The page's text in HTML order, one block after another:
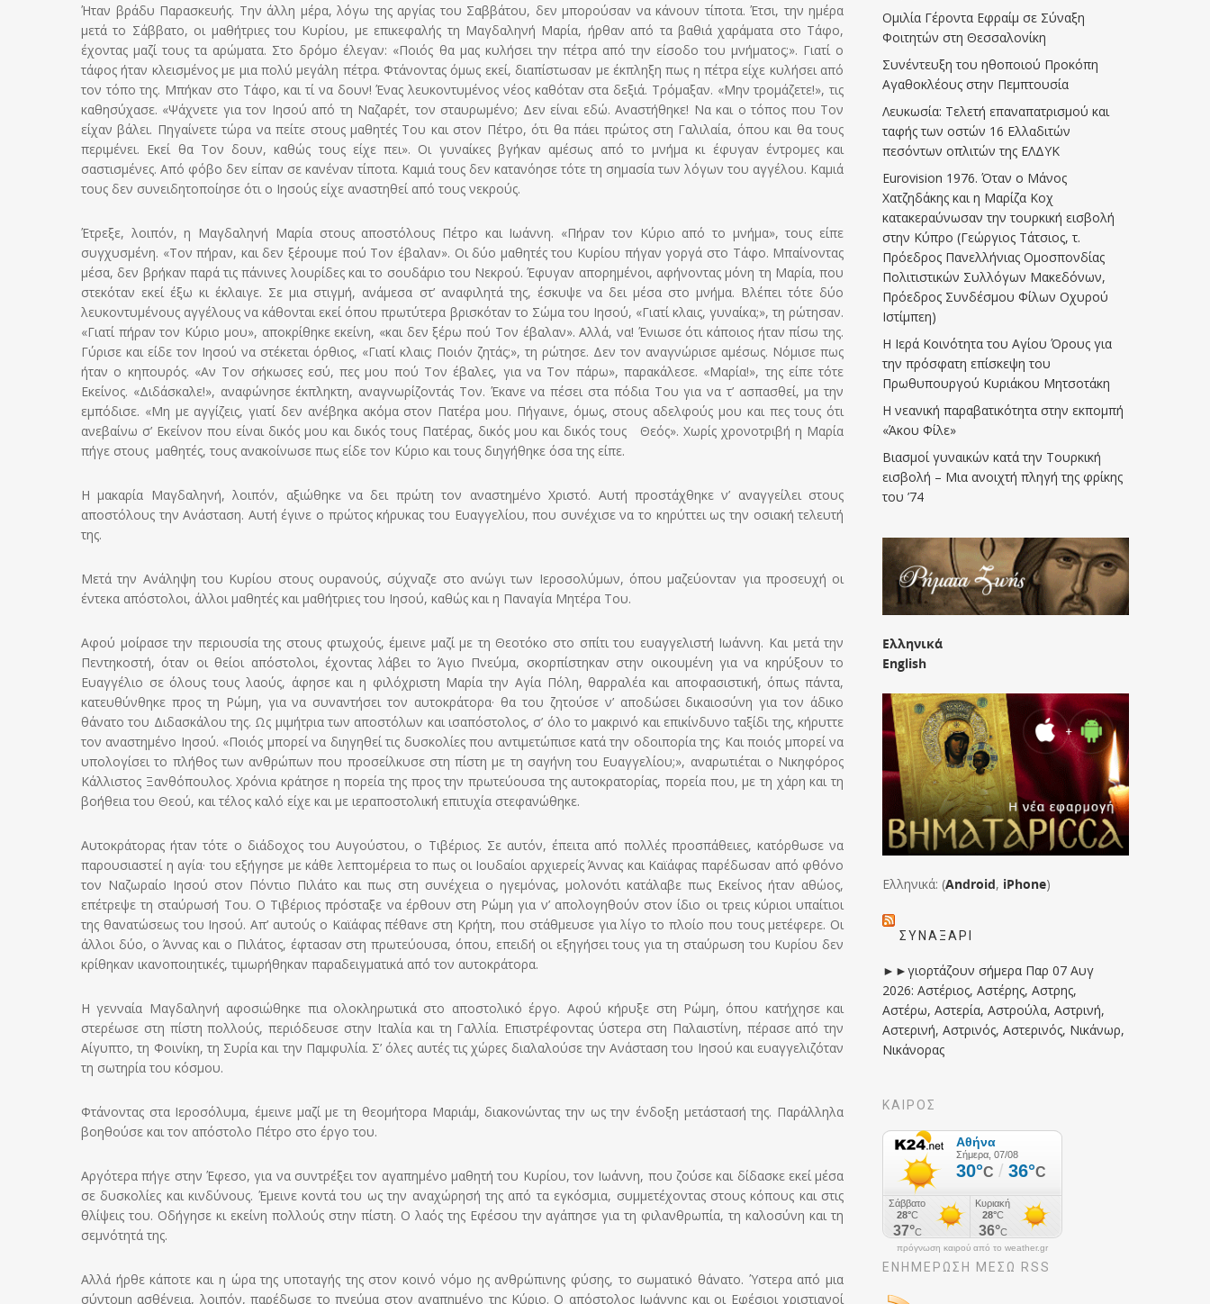
Ήταν βράδυ Παρασκευής. Την άλλη μέρα, λόγω της αργίας του Σαββάτου, δεν μπορούσαν να κάνουν τίποτα. Έτσι, την ημέρα
μετά το Σάββατο, οι μαθήτριες του Κυρίου, με επικεφαλής τη Μαγδαληνή Μαρία, ήρθαν από τα βαθιά χαράματα στο Τάφο,
έχοντας μαζί τους τα αρώματα. Στο δρόμο έλεγαν: «Ποιός θα μας κυλήσει την πέτρα από την είσοδο του μνήματος;». Γιατί ο
τάφος ήταν κλεισμένος με μια πολύ μεγάλη πέτρα. Φτάνοντας όμως εκεί, διαπίστωσαν με έκπληξη πως η πέτρα είχε κυλήσει από
τον τόπο της. Μπήκαν στο Τάφο, και τί να δουν! Ένας λευκοντυμένος νέος καθόταν στα δεξιά. Τρόμαξαν. «Μην τρομάζετε!», τις
καθησύχασε. «Ψάχνετε για τον Ιησού από τη Ναζαρέτ, τον σταυρωμένο; Δεν είναι εδώ. Αναστήθηκε! Να και ο τόπος που Τον
είχαν βάλει. Πηγαίνετε τώρα να πείτε στους μαθητές Του και στον Πέτρο, ότι θα πάει πρώτος στη Γαλιλαία, όπου και θα τους
περιμένει. Εκεί θα Τον δουν, καθώς τους είχε πει». Οι γυναίκες βγήκαν αμέσως από το μνήμα κι έφυγαν έντρομες και
σαστισμένες. Από φόβο δεν είπαν σε κανέναν τίποτα. Καμιά τους δεν κατανόησε τότε τη σημασία των λόγων του αγγέλου. Καμιά
τους δεν συνειδητοποίησε ότι ο Ιησούς είχε αναστηθεί από τους νεκρούς.
Έτρεξε, λοιπόν, η Μαγδαληνή Μαρία στους αποστόλους Πέτρο και Ιωάννη. «Πήραν τον Κύριο από το μνήμα», τους είπε
συγχυσμένη. «Τον πήραν, και δεν ξέρουμε πού Τον έβαλαν». Οι δύο μαθητές του Κυρίου πήγαν γοργά στο Τάφο. Μπαίνοντας
μέσα, δεν βρήκαν παρά τις πάνινες λουρίδες και το σουδάριο του Νεκρού. Έφυγαν απορημένοι, αφήνοντας μόνη τη Μαρία, που
στεκόταν εκεί έξω κι έκλαιγε. Σε μια στιγμή, ανάμεσα στ’ αναφιλητά της, έσκυψε να δει μέσα στο μνήμα. Βλέπει τότε δύο
λευκοντυμένους αγγέλους να κάθονται εκεί όπου πρωτύτερα βρισκόταν το Σώμα του Ιησού, «Γιατί κλαις, γυναίκα;», τη ρώτησαν.
«Γιατί πήραν τον Κύριο μου», αποκρίθηκε εκείνη, «και δεν ξέρω πού Τον έβα­λαν». Αλλά, να! Ένιωσε ότι κάποιος ήταν πίσω της.
Γύρισε και είδε τον Ιησού να στέκεται όρθιος, «Γιατί κλαις; Ποιόν ζητάς;», τη ρώτησε. Δεν τον αναγνώρισε αμέσως. Νόμισε πως
ήταν ο κηπουρός. «Αν Τον σήκωσες εσύ, πες μου πού Τον έβαλες, για να Τον πάρω», παρακάλεσε. «Μαρία!», της είπε τότε
Εκείνος. «Διδάσκαλε!», αναφώνησε έκπληκτη, αναγνωρίζοντάς Τον. Έκανε να πέσει στα πόδια Του για να τ’ ασπασθεί, μα την
εμπόδισε. «Μη με αγγίζεις, γιατί δεν ανέβηκα ακόμα στον Πατέρα μου. Πήγαινε, όμως, στους αδελφούς μου και πες τους ότι
ανεβαίνω σ’ Εκείνον που είναι δικός μου και δικός τους Πατέρας, δικός μου και δικός τους Θεός». Χωρίς χρονοτριβή η Μαρία
πήγε στους μαθητές, τους ανακοίνωσε πως είδε τον Κύριο και τους διηγήθηκε όσα της είπε.
Η μακαρία Μαγδαληνή, λοιπόν, αξιώθηκε να δει πρώτη τον αναστημένο Χριστό. Αυτή προστάχθηκε ν’ αναγγείλει στους
αποστόλους την Ανάσταση. Αυτή έγινε ο πρώτος κήρυκας του Ευαγγελίου, που συνέχισε να το κηρύττει ως την οσιακή τελευτή
της.
Μετά την Ανάληψη του Κυρίου στους ουρανούς, σύχναζε στο ανώγι των Ιεροσολύμων, όπου μαζεύονταν για προσευχή οι
έντεκα απόστολοι, άλλοι μαθητές και μαθήτριες του Ιησού, καθώς και η Παναγία Μητέρα Του.
Αφού μοίρασε την περιουσία της στους φτωχούς, έμεινε μαζί με τη Θεοτόκο στο σπίτι του ευαγγελιστή Ιωάννη. Και μετά την
Πεντηκοστή, όταν οι θείοι απόστολοι, έχοντας λάβει το Άγιο Πνεύμα, σκορπίστηκαν στην οικουμένη για να κηρύξουν το
Ευαγγέλιο σε όλους τους λαούς, άφησε και η φιλόχριστη Μαρία την Αγία Πόλη, θαρραλέα και αποφασιστική, όπως πάντα,
κατευθύνθηκε προς τη Ρώμη, για να συναντήσει τον αυτοκράτορα· θα του ζητούσε ν’ αποδώσει δικαιοσύνη για τον άδικο
θάνατο του Διδασκάλου της. Ως μιμήτρια των αποστόλων και ισαπόστολος, σ’ όλο το μακρινό και επικίνδυνο ταξίδι της, κήρυττε
τον αναστημένο Ιησού. «Ποιός μπορεί να διηγηθεί τις δυσκολίες που αντιμετώπισε κατά την οδοιπορία της; Και ποιός μπορεί να
υπολογίσει το πλήθος των ανθρώπων που προσείλκυσε στη πίστη με τη σαγήνη του Ευαγγελίου;», αναρωτιέται ο Νικηφόρος
Κάλλιστος Ξανθόπουλος. Χρόνια κράτησε η πορεία της προς την πρωτεύουσα της αυτοκρατορίας, πορεία που, με τη χάρη και τη
βοήθεια του Θεού, και τέλος καλό είχε και με ιεραποστολική επιτυχία στεφανώθηκε.
Αυτοκράτορας ήταν τότε ο διάδοχος του Αυγούστου, ο Τιβέριος. Σε αυτόν, έπειτα από πολλές προσπάθειες, κατόρθωσε να
παρουσιαστεί η αγία· του εξήγησε με κάθε λεπτομέρεια το πως οι Ιουδαίοι αρχιερείς Άννας και Καϊάφας παρέδωσαν από φθόνο
τον Ναζωραίο Ιησού στον Πόντιο Πιλάτο και πως στη συνέχεια ο ηγεμόνας, μολονότι κατάλαβε πως Εκείνος ήταν αθώος,
επέτρεψε τη σταύρωσή Του. Ο Τιβέριος πρόσταξε να έρθουν στη Ρώμη για ν’ απολογηθούν στον ίδιο οι τρεις κύριοι υπαίτιοι
της θανατώσεως του Ιησού. Απ’ αυτούς ο Καϊάφας πέθανε στη Κρήτη, που στάθμευσε για λίγο το πλοίο που τους μετέφερε. Οι
άλλοι δύο, ο Άννας και ο Πιλάτος, έφτασαν στη πρωτεύουσα, όπου, επειδή οι εξηγήσει τους για τη σταύρωση του Κυρίου δεν
κρίθηκαν ικανοποιητικές, τιμωρήθηκαν παραδειγματικά από τον αυτοκράτορα.
Η γενναία Μαγδαληνή αφοσιώθηκε πια ολοκληρωτικά στο αποστολικό έργο. Αφού κήρυξε στη Ρώμη, όπου κατήχησε και
στερέωσε στη πίστη πολλούς, πε­ριόδευσε στην Ιταλία και τη Γαλλία. Επιστρέφοντας ύστερα στη Παλαιστίνη, πέρασε από την
Αίγυπτο, τη Φοινίκη, τη Συρία και την Παμφυλία. Σ’ όλες αυτές τις χώρες διαλαλούσε την Ανάσταση του Ιησού και ευαγγελιζόταν
τη σωτηρία του κόσμου.
Φτάνοντας στα Ιεροσόλυμα, έμεινε μαζί με τη θεομήτορα Μαριάμ, διακονώντας την ως την ένδοξη μετάστασή της. Παράλληλα
βοηθούσε και τον απόστολο Πέτρο στο έργο του.
Αργότερα πήγε στην Έφεσο, για να συντρέξει τον αγαπημένο μαθητή του Κυρίου, τον Ιωάννη, που ζούσε και δίδασκε εκεί μέσα
σε δυσκολίες και κινδύνους. Έμεινε κοντά του ως την αναχώρησή της από τα εγκόσμια, συμμετέχοντας στους κόπους και στις
θλίψεις του. Οδήγησε κι εκείνη πολλούς στην πίστη. Ο λαός της Εφέσου την αγάπησε για τη φιλανθρωπία, τη καλοσύνη και τη
σεμνότητά της.
Αλλά ήρθε κάποτε και η ώρα της υποταγής της στον κοινό νόμο ης ανθρώπινης φύσης, το σωματικό θάνατο. Ύστερα από μια
σύντομη ασθένεια, λοιπόν, παρέδωσε το πνεύμα στον αγαπημένο της Κύριο. Ο απόστολος Ιωάννης και οι Εφέσιοι χριστιανοί
Ομιλία Γέροντα Εφραίμ σε Σύναξη
Φοιτητών στη Θεσσαλονίκη
Συνέντευξη του ηθοποιού Προκόπη
Αγαθοκλέους στην Πεμπτουσία
Λευκωσία: Τελετή επαναπατρισμού και
ταφής των οστών 16 Ελλαδιτών
πεσόντων οπλιτών της ΕΛΔΥΚ
Eurovision 1976. Όταν ο Μάνος
Χατζηδάκης και η Μαρίζα Κοχ
κατακεραύνωσαν την τουρκική εισβολή
στην Κύπρο (Γεώργιος Τάτσιος, τ.
Πρόεδρος Πανελλήνιας Ομοσπονδίας
Πολιτιστικών Συλλόγων Μακεδόνων,
Πρόεδρος Συνδέσμου Φίλων Οχυρού
Ιστίμπεη)
Η Ιερά Κοινότητα του Αγίου Όρους για
την πρόσφατη επίσκεψη του
Πρωθυπουργού Κυριάκου Μητσοτάκη
Η νεανική παραβατικότητα στην εκπομπή
«Άκου Φίλε»
Βιασμοί γυναικών κατά την Τουρκική
εισβολή – Μια ανοιχτή πληγή της φρίκης
του ’74
Ελληνικά
English
Ελληνικά: (Android, iPhone)
ΣΥΝΑΞΆΡΙ
►►γιορτάζουν σήμερα Παρ 07 Αυγ
2026: Αστέριος, Αστέρης, Αστρης,
Αστέρω, Αστερία, Αστρούλα, Αστρινή,
Αστερινή, Αστρινός, Αστερινός, Νικάνωρ,
Νικάνορας
ΚΑΙΡΟΣ
πρόγνωση καιρού από το weather.gr
ΕΝΗΜΈΡΩΣΉ ΜΕΣΩ RSS